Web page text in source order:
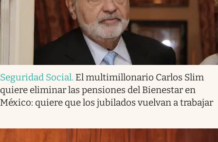
Seguridad Social. El multimillonario Carlos Slim
quiere eliminar las pensiones del Bienestar en
México: quiere que los jubilados vuelvan a trabajar